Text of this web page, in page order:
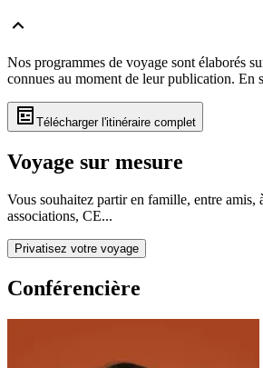
Nos programmes de voyage sont élaborés
connues au moment de leur publication. En
Télécharger l'itinéraire complet
Voyage sur mesure
Vous souhaitez partir en famille, entre amis,
associations, CE...
Privatisez votre voyage
Conférencière